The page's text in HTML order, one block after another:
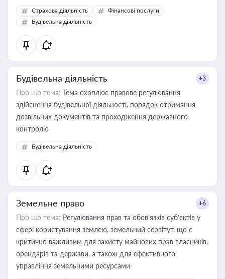
корисне для власника бізнесу, керівника, юриста або
бухгалтера під час оподаткування, приватизації, оренди
державного майна, корпоративних угод і перевірки
статусу суб'єктів оціночної діяльності
Страхова діяльність
Фінансові послуги
Будівельна діяльність
Будівельна діяльність +3
Про що тема: Тема охоплює правове регулювання
здійснення будівельної діяльності, порядок отримання
дозвільних документів та проходження державного
контролю
Будівельна діяльність
Земельне право +6
Про що тема: Регулювання прав та обов’язків суб’єктів у
сфері користування землею, земельний сервітут, що є
критично важливим для захисту майнових прав власників,
орендарів та держави, а також для ефективного
управління земельними ресурсами